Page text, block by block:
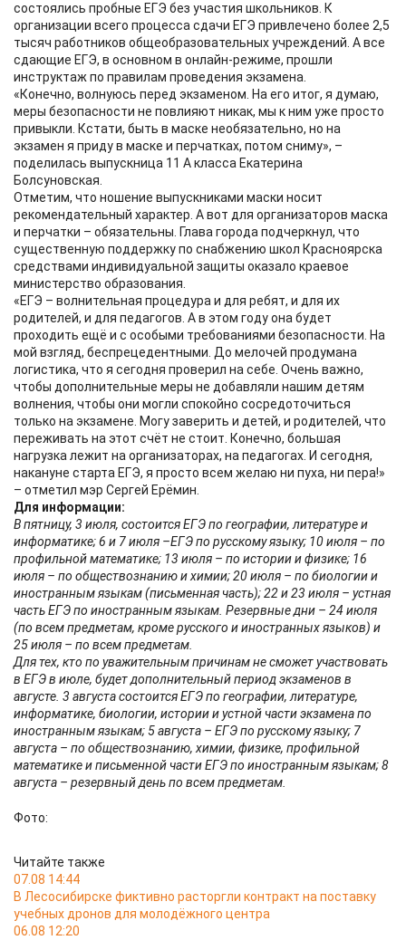
состоялись пробные ЕГЭ без участия школьников. К
организации всего процесса сдачи ЕГЭ привлечено более 2,5
тысяч работников общеобразовательных учреждений. А все
сдающие ЕГЭ, в основном в онлайн-режиме, прошли
инструктаж по правилам проведения экзамена.
«Конечно, волнуюсь перед экзаменом. На его итог, я думаю,
меры безопасности не повлияют никак, мы к ним уже просто
привыкли. Кстати, быть в маске необязательно, но на
экзамен я приду в маске и перчатках, потом сниму», –
поделилась выпускница 11 А класса Екатерина
Болсуновская.
Отметим, что ношение выпускниками маски носит
рекомендательный характер. А вот для организаторов маска
и перчатки – обязательны. Глава города подчеркнул, что
существенную поддержку по снабжению школ Красноярска
средствами индивидуальной защиты оказало краевое
министерство образования.
«ЕГЭ – волнительная процедура и для ребят, и для их
родителей, и для педагогов. А в этом году она будет
проходить ещё и с особыми требованиями безопасности. На
мой взгляд, беспрецедентными. До мелочей продумана
логистика, что я сегодня проверил на себе. Очень важно,
чтобы дополнительные меры не добавляли нашим детям
волнения, чтобы они могли спокойно сосредоточиться
только на экзамене. Могу заверить и детей, и родителей, что
переживать на этот счёт не стоит. Конечно, большая
нагрузка лежит на организаторах, на педагогах. И сегодня,
накануне старта ЕГЭ, я просто всем желаю ни пуха, ни пера!»
– отметил мэр Сергей Ерёмин.
Для информации:
В пятницу, 3 июля, состоится ЕГЭ по географии, литературе и
информатике; 6 и 7 июля –ЕГЭ по русскому языку; 10 июля – по
профильной математике; 13 июля – по истории и физике; 16
июля – по обществознанию и химии; 20 июля – по биологии и
иностранным языкам (письменная часть); 22 и 23 июля – устная
часть ЕГЭ по иностранным языкам. Резервные дни – 24 июля
(по всем предметам, кроме русского и иностранных языков) и
25 июля – по всем предметам.
Для тех, кто по уважительным причинам не сможет участвовать
в ЕГЭ в июле, будет дополнительный период экзаменов в
августе. 3 августа состоится ЕГЭ по географии, литературе,
информатике, биологии, истории и устной части экзамена по
иностранным языкам; 5 августа – ЕГЭ по русскому языку; 7
августа – по обществознанию, химии, физике, профильной
математике и письменной части ЕГЭ по иностранным языкам; 8
августа – резервный день по всем предметам.
Фото:
Читайте также
07.08 14:44
В Лесосибирске фиктивно расторгли контракт на поставку
учебных дронов для молодёжного центра
06.08 12:20